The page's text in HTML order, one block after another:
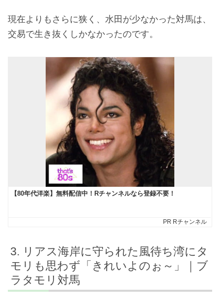
現在よりもさらに狭く、水田が少なかった対馬は、
交易で生き抜くしかなかったのです。
リアス海岸に守られた風待ち湾にタ
モリも思わず「きれいよのぉ～」｜ブ
ラタモリ対馬